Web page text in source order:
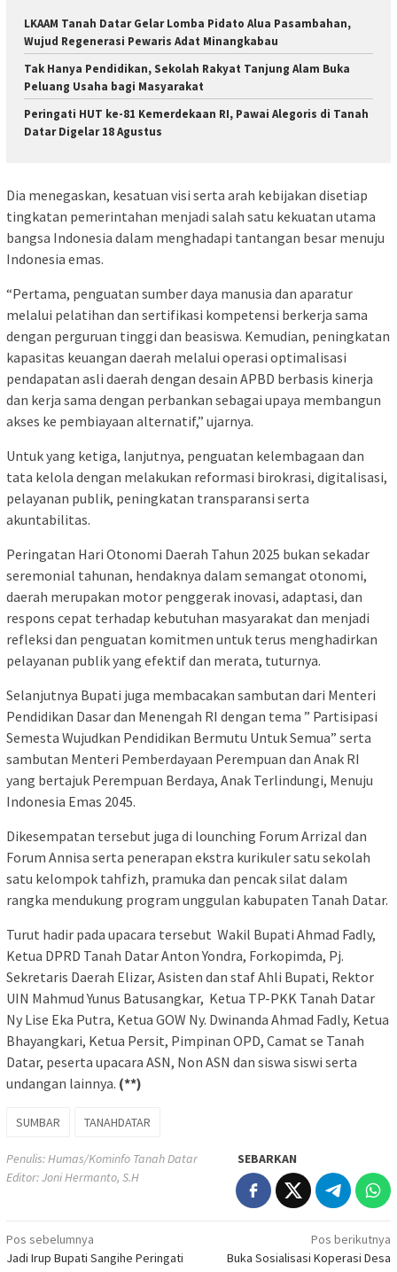
LKAAM Tanah Datar Gelar Lomba Pidato Alua Pasambahan,
Wujud Regenerasi Pewaris Adat Minangkabau
Tak Hanya Pendidikan, Sekolah Rakyat Tanjung Alam Buka
Peluang Usaha bagi Masyarakat
Peringati HUT ke-81 Kemerdekaan RI, Pawai Alegoris di Tanah
Datar Digelar 18 Agustus
Dia menegaskan, kesatuan visi serta arah kebijakan disetiap
tingkatan pemerintahan menjadi salah satu kekuatan utama
bangsa Indonesia dalam menghadapi tantangan besar menuju
Indonesia emas.
“Pertama, penguatan sumber daya manusia dan aparatur
melalui pelatihan dan sertifikasi kompetensi berkerja sama
dengan perguruan tinggi dan beasiswa. Kemudian, peningkatan
kapasitas keuangan daerah melalui operasi optimalisasi
pendapatan asli daerah dengan desain APBD berbasis kinerja
dan kerja sama dengan perbankan sebagai upaya membangun
akses ke pembiayaan alternatif,” ujarnya.
Untuk yang ketiga, lanjutnya, penguatan kelembagaan dan
tata kelola dengan melakukan reformasi birokrasi, digitalisasi,
pelayanan publik, peningkatan transparansi serta
akuntabilitas.
Peringatan Hari Otonomi Daerah Tahun 2025 bukan sekadar
seremonial tahunan, hendaknya dalam semangat otonomi,
daerah merupakan motor penggerak inovasi, adaptasi, dan
respons cepat terhadap kebutuhan masyarakat dan menjadi
refleksi dan penguatan komitmen untuk terus menghadirkan
pelayanan publik yang efektif dan merata, tuturnya.
Selanjutnya Bupati juga membacakan sambutan dari Menteri
Pendidikan Dasar dan Menengah RI dengan tema ” Partisipasi
Semesta Wujudkan Pendidikan Bermutu Untuk Semua” serta
sambutan Menteri Pemberdayaan Perempuan dan Anak RI
yang bertajuk Perempuan Berdaya, Anak Terlindungi, Menuju
Indonesia Emas 2045.
Dikesempatan tersebut juga di lounching Forum Arrizal dan
Forum Annisa serta penerapan ekstra kurikuler satu sekolah
satu kelompok tahfizh, pramuka dan pencak silat dalam
rangka mendukung program unggulan kabupaten Tanah Datar.
Turut hadir pada upacara tersebut Wakil Bupati Ahmad Fadly,
Ketua DPRD Tanah Datar Anton Yondra, Forkopimda, Pj.
Sekretaris Daerah Elizar, Asisten dan staf Ahli Bupati, Rektor
UIN Mahmud Yunus Batusangkar, Ketua TP-PKK Tanah Datar
Ny Lise Eka Putra, Ketua GOW Ny. Dwinanda Ahmad Fadly, Ketua
Bhayangkari, Ketua Persit, Pimpinan OPD, Camat se Tanah
Datar, peserta upacara ASN, Non ASN dan siswa siswi serta
undangan lainnya. (**)
SUMBAR TANAHDATAR
Penulis: Humas/Kominfo Tanah Datar
Editor: Joni Hermanto, S.H
SEBARKAN
Navigasi
Pos sebelumnya
Jadi Irup Bupati Sangihe Peringati
Pos berikutnya
Buka Sosialisasi Koperasi Desa